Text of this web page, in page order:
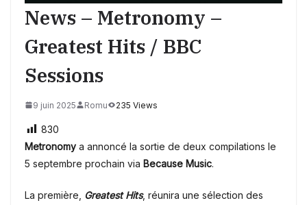
News – Metronomy –
Greatest Hits / BBC
Sessions
9 juin 2025 Romu 235 Views
830
Metronomy a annoncé la sortie de deux compilations le
5 septembre prochain via Because Music.
La première, Greatest Hits, réunira une sélection des